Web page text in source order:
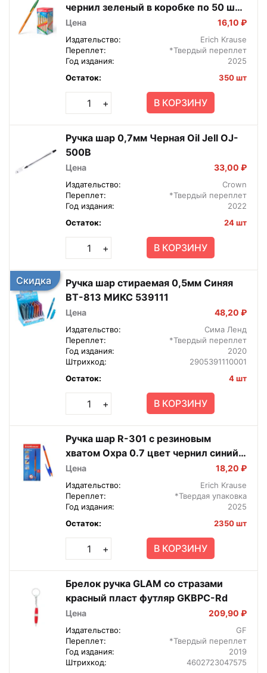
чернил зеленый в коробке по 50 шт
43197
Цена 16,10 ₽
Издательство:
Erich Krause
Переплет:
*Твердый переплет
Год издания:
2025
Остаток:
350 шт
+ В КОРЗИНУ
Ручка шар 0,7мм Черная Oil Jell OJ-
500B
Цена 33,00 ₽
Издательство:
Crown
Переплет:
*Твердый переплет
Год издания:
2022
Остаток:
24 шт
+ В КОРЗИНУ
Скидка
Ручка шар стираемая 0,5мм Синяя
ВТ-813 МИКС 539111
Цена 48,20 ₽
Издательство:
Сима Ленд
Переплет:
*Твердый переплет
Год издания:
2020
Штрихкод:
2905391110001
Остаток:
4 шт
+ В КОРЗИНУ
Ручка шар R-301 с резиновым
хватом Охра 0.7 цвет чернил синий в
коробке по 50 шт. EK39531
Цена 18,20 ₽
Издательство:
Erich Krause
Переплет:
*Твердая упаковка
Год издания:
2025
Остаток:
2350 шт
+ В КОРЗИНУ
Брелок ручка GLAM со стразами
красный пласт футляр GKBPC-Rd
Цена 209,90 ₽
Издательство:
GF
Переплет:
*Твердый переплет
Год издания:
2019
Штрихкод:
4602723047575